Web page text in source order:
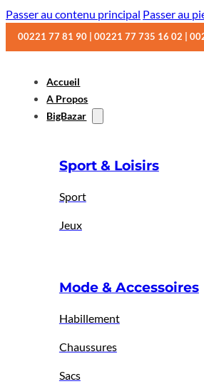
Passer au contenu principal Passer au
00221 77 81 90 | 00221 77 735 16 02 |
Accueil
A Propos
BigBazar
Sport & Loisirs
Sport
Jeux
Mode & Accessoires
Habillement
Chaussures
Sacs